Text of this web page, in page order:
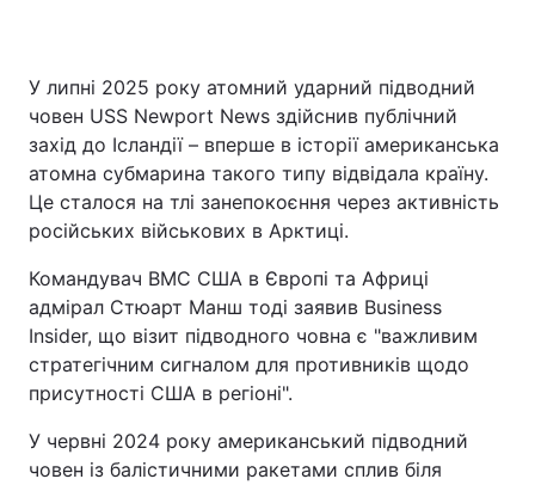
У липні 2025 року атомний ударний підводний
човен USS Newport News здійснив публічний
захід до Ісландії – вперше в історії американська
атомна субмарина такого типу відвідала країну.
Це сталося на тлі занепокоєння через активність
російських військових в Арктиці.
Командувач ВМС США в Європі та Африці
адмірал Стюарт Манш тоді заявив Business
Insider, що візит підводного човна є "важливим
стратегічним сигналом для противників щодо
присутності США в регіоні".
У червні 2024 року американський підводний
човен із балістичними ракетами сплив біля